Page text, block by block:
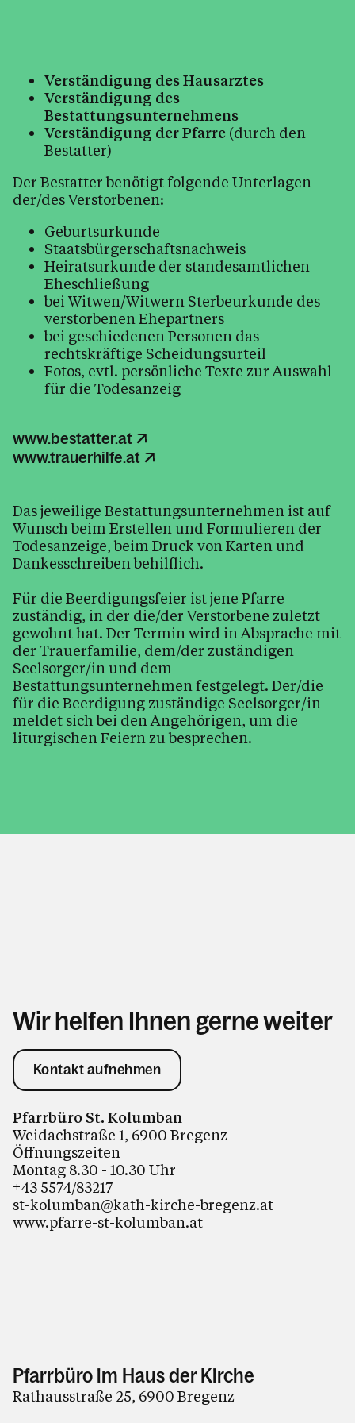
Weitere Hilfen
Seelsorge
Arbeitskreise & Ehrenamt
Kinder, Jugend & Familie
Pfarrkirche und Geschichte
Bleiben Sie informiert
Kalender
Personen
Kontakt
Verständigung des Hausarztes
Verständigung des
Bestattungsunternehmens
Verständigung der Pfarre (durch den
Bestatter)
Der Bestatter benötigt folgende Unterlagen
der/des Verstorbenen:
Geburtsurkunde
Staatsbürgerschaftsnachweis
Heiratsurkunde der standesamtlichen
Eheschließung
bei Witwen/Witwern Sterbeurkunde des
verstorbenen Ehepartners
bei geschiedenen Personen das
rechtskräftige Scheidungsurteil
Fotos, evtl. persönliche Texte zur Auswahl
für die Todesanzeig
www.bestatter.at
www.trauerhilfe.at
Das jeweilige Bestattungsunternehmen ist auf
Wunsch beim Erstellen und Formulieren der
Todesanzeige, beim Druck von Karten und
Dankesschreiben behilflich.
Für die Beerdigungsfeier ist jene Pfarre
zuständig, in der die/der Verstorbene zuletzt
gewohnt hat. Der Termin wird in Absprache mit
der Trauerfamilie, dem/der zuständigen
Seelsorger/in und dem
Bestattungsunternehmen festgelegt. Der/die
für die Beerdigung zuständige Seelsorger/in
meldet sich bei den Angehörigen, um die
liturgischen Feiern zu besprechen.
Wir helfen Ihnen gerne weiter
Kontakt aufnehmen
Pfarrbüro St. Kolumban
Weidachstraße 1, 6900 Bregenz
Öffnungszeiten
Montag 8.30 - 10.30 Uhr
+43 5574/83217
st-kolumban@kath-kirche-bregenz.at
www.pfarre-st-kolumban.at
Pfarrbüro im Haus der Kirche
Rathausstraße 25, 6900 Bregenz